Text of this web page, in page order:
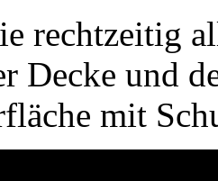
rechtzeitig
Decke und
mit